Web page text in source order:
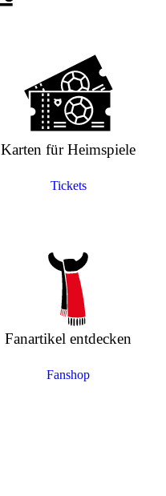
Karten für Heimspiele
Tickets
Fanartikel entdecken
Fanshop